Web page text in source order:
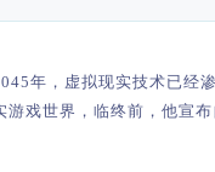
年，虚拟现实技术已经渗
游戏世界，临终前，他宣